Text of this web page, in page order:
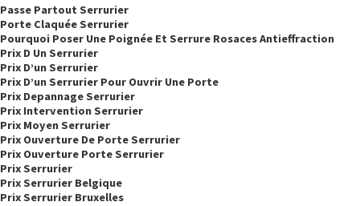
Passe Partout Serrurier
Porte Claquée Serrurier
Pourquoi Poser Une Poignée Et Serrure Rosaces Antieffraction
Prix D Un Serrurier
Prix D’un Serrurier
Prix D’un Serrurier Pour Ouvrir Une Porte
Prix Depannage Serrurier
Prix Intervention Serrurier
Prix Moyen Serrurier
Prix Ouverture De Porte Serrurier
Prix Ouverture Porte Serrurier
Prix Serrurier
Prix Serrurier Belgique
Prix Serrurier Bruxelles